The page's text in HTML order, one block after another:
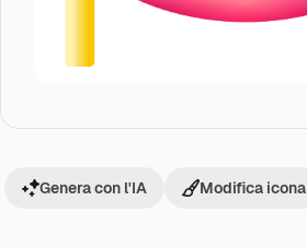
Genera con l'IA Modifica icona